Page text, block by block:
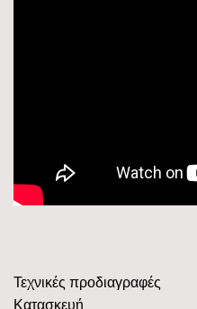
Τεχνικές προδιαγραφές
Κατασκευή